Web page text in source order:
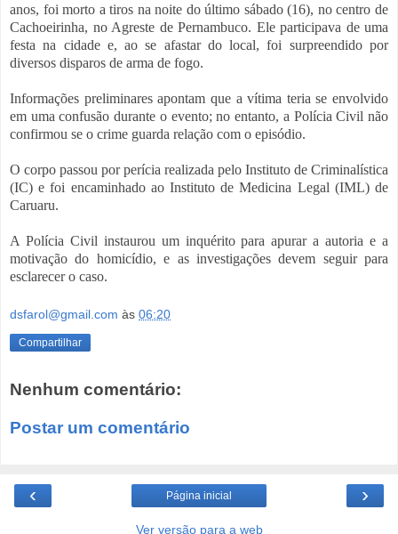
anos, foi morto a tiros na noite do último sábado (16), no centro de
Cachoeirinha, no Agreste de Pernambuco. Ele participava de uma
festa na cidade e, ao se afastar do local, foi surpreendido por
diversos disparos de arma de fogo.
Informações preliminares apontam que a vítima teria se envolvido
em uma confusão durante o evento; no entanto, a Polícia Civil não
confirmou se o crime guarda relação com o episódio.
O corpo passou por perícia realizada pelo Instituto de Criminalística
(IC) e foi encaminhado ao Instituto de Medicina Legal (IML) de
Caruaru.
A Polícia Civil instaurou um inquérito para apurar a autoria e a
motivação do homicídio, e as investigações devem seguir para
esclarecer o caso.
dsfarol@gmail.com às 06:20
Compartilhar
Nenhum comentário:
Postar um comentário
‹ ›
Página inicial
Ver versão para a web